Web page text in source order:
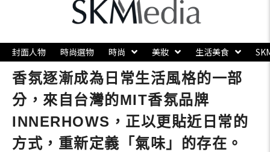
封面人物 時尚選物 時尚 美妝 生活美食
香氛逐漸成為日常生活風格的一部
分，來自台灣的MIT香氛品牌
INNERHOWS，正以更貼近日常的
方式，重新定義「氣味」的存在。